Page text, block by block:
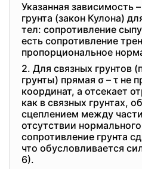
Указанная зависимость
грунта (закон Кулона)
тел: сопротивление
есть сопротивление
пропорциональное
2. Для связных грунтов
грунты) прямая σ – τ не
координат, а отсекает
как в связных грунтах,
сцеплением между
отсутствии
сопротивление грунта
что обусловливается
6).